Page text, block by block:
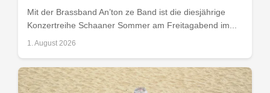
Mit der Brassband An’ton ze Band ist die diesjährige
Konzertreihe Schaaner Sommer am Freitagabend im...
1. August 2026